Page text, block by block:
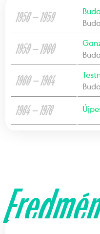
1956 — 1959
1959 — 1960
1960 — 1964
1964 — 1976